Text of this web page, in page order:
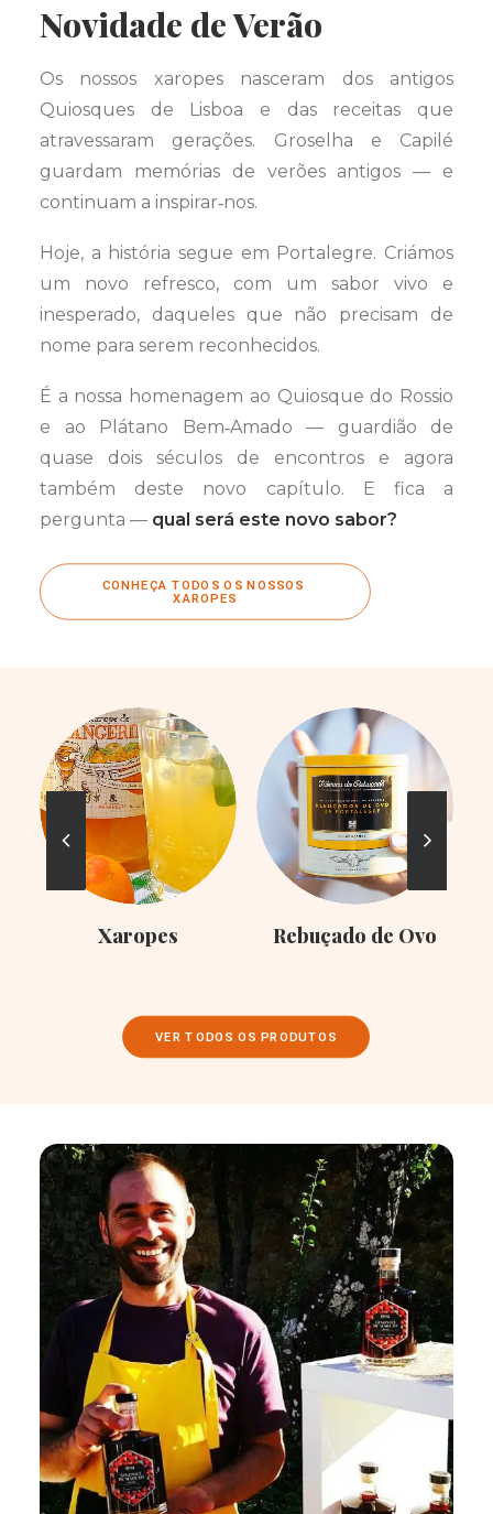
Novidade de Verão
Os nossos xaropes nasceram dos antigos
Quiosques de Lisboa e das receitas que
atravessaram gerações. Groselha e Capilé
guardam memórias de verões antigos — e
continuam a inspirar‑nos.
Hoje, a história segue em Portalegre. Criámos
um novo refresco, com um sabor vivo e
inesperado, daqueles que não precisam de
nome para serem reconhecidos.
É a nossa homenagem ao Quiosque do Rossio
e ao Plátano Bem‑Amado — guardião de
quase dois séculos de encontros e agora
também deste novo capítulo. E fica a
pergunta — qual será este novo sabor?
CONHEÇA TODOS OS NOSSOS
XAROPES
Xaropes Rebuçado de Ovo
VER TODOS OS PRODUTOS